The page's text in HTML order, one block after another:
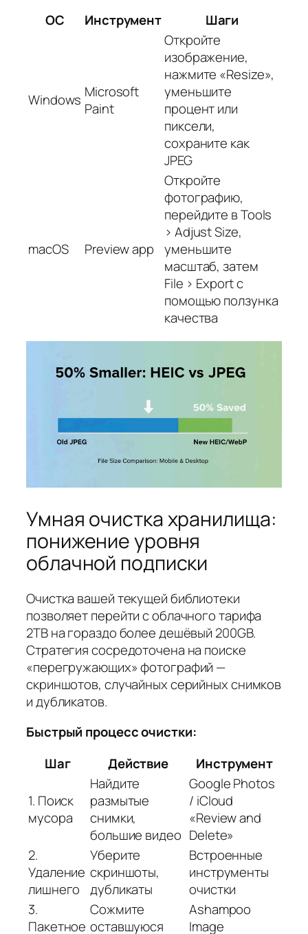
ОС
Инструмент Шаги
Windows Microsoft
Paint
Откройте
изображение,
нажмите «Resize»,
уменьшите
процент или
пиксели,
сохраните как
JPEG
macOS Preview app
Откройте
фотографию,
перейдите в Tools
> Adjust Size,
уменьшите
масштаб, затем
File > Export с
помощью ползунка
качества
Умная очистка хранилища:
понижение уровня
облачной подписки
Очистка вашей текущей библиотеки
позволяет перейти с облачного тарифа
2TB на гораздо более дешёвый 200GB.
Стратегия сосредоточена на поиске
«перегружающих» фотографий —
скриншотов, случайных серийных снимков
и дубликатов.
Быстрый процесс очистки:
Шаг
Действие Инструмент
1. Поиск
мусора
Найдите
размытые
снимки,
большие видео
Google Photos
/ iCloud
«Review and
Delete»
2.
Удаление
лишнего
Уберите
скриншоты,
дубликаты
Встроенные
инструменты
очистки
3.
Пакетное
Сожмите
оставшуюся
Ashampoo
Image